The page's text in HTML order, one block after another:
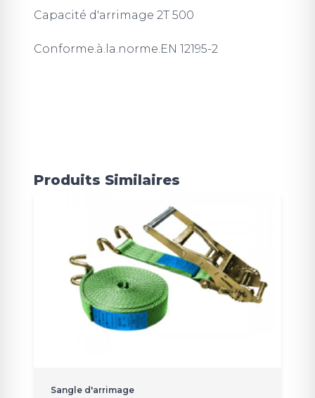
Capacité d'arrimage 2T 500
Conforme.à.la.norme.EN 12195-2
Produits Similaires
Sangle d'arrimage